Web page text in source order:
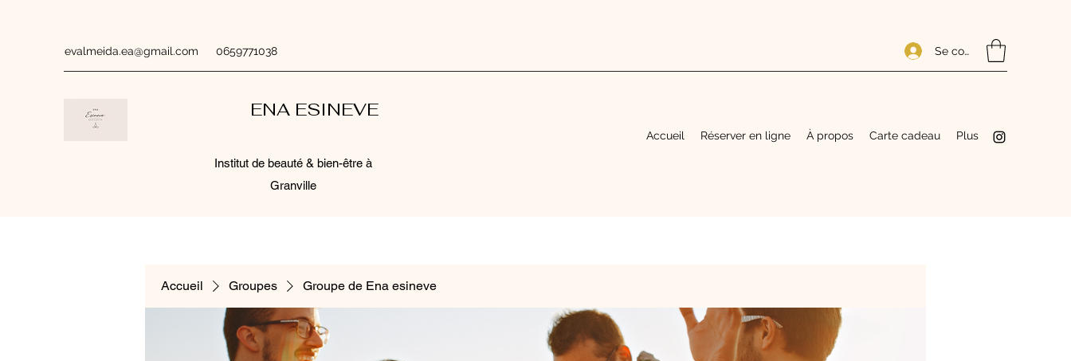
evalmeida.ea@gmail.com 0659771038 Se connecter
ENA ESINEVE
Accueil Réserver en ligne À propos Carte cadeau Plus
Institut de beauté & bien-être à
Granville
Accueil Groupes Groupe de Ena esineve